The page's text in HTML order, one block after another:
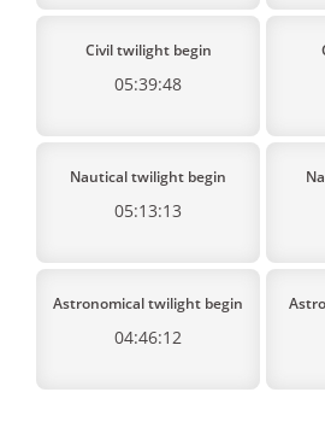
Civil twilight begin
05:39:48
Nautical twilight begin
05:13:13
Astronomical twilight begin
04:46:12